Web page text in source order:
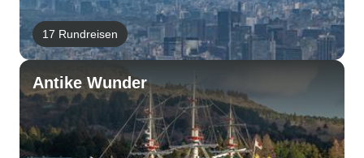
17 Rundreisen
Antike Wunder